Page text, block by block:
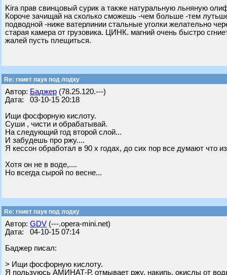
Kira прав свинцовый сурик а также натуральную льняную
Короче зачищай на сколько сможешь -чем больше -тем
подводной -ниже ватерлинии стальные уголки желательно
старая камера от грузовика. ЦИНК. магний очень быстро
жалей пусть плещиться.
Re: гниет паук под лодку
Автор: Баджер (78.25.120.---)
Дата: 03-10-15 20:18
Ищи фосфорную кислоту.
Суши , чисти и обрабатывай.
На следующий год второй слой...
И забудешь про ржу....
Я кессон обработал в 90 х годах, до сих пор все думают что
Хотя он не в воде,....
Но всегда сырой по весне...
Re: гниет паук под лодку
Автор: GDV (---.opera-mini.net)
Дата: 04-10-15 07:14
Баджер писал:
> Ищи фосфорную кислоту.
Я пользуюсь АМИНАТ-Р, отмывает ржу, накипь, окислы от